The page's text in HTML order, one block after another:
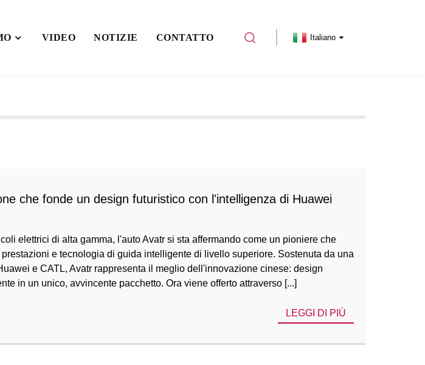
VIDEO NOTIZIE CONTATTO Italiano
che fonde un design futuristico con l'intelligenza di Huawei
elettrici di alta gamma, l'auto Avatr si sta affermando come un pioniere che
e tecnologia di guida intelligente di livello superiore. Sostenuta da una
e CATL, Avatr rappresenta il meglio dell'innovazione cinese: design
in un unico, avvincente pacchetto. Ora viene offerto attraverso [...]
LEGGI DI PIÙ